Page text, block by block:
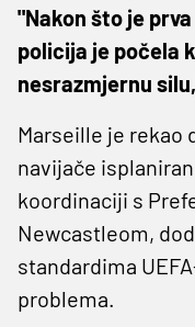
"Nakon što je
policija je počela
nesrazmjernu
Marseille je rekao
navijače
koordinaciji s
Newcastleom,
standardima
problema.